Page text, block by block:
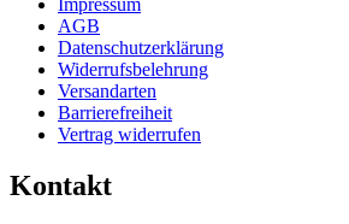
Impressum
AGB
Datenschutzerklärung
Widerrufsbelehrung
Versandarten
Barrierefreiheit
Vertrag widerrufen
Kontakt